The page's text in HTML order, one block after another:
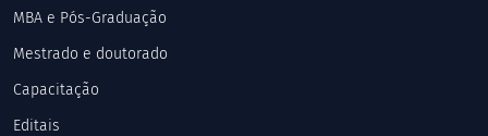
MBA e Pós-Graduação
Mestrado e doutorado
Capacitação
Editais